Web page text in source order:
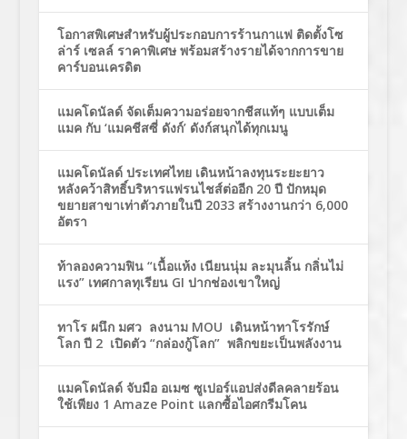
โอกาสพิเศษสำหรับผู้ประกอบการร้านกาแฟ ติดตั้งโซ
ล่าร์ เซลล์ ราคาพิเศษ พร้อมสร้างรายได้จากการขาย
คาร์บอนเครดิต
แมคโดนัลด์ จัดเต็มความอร่อยจากชีสแท้ๆ แบบเต็ม
แมค กับ ‘แมคชีสซี่ ดังก์’ ดังก์สนุกได้ทุกเมนู
แมคโดนัลด์ ประเทศไทย เดินหน้าลงทุนระยะยาว
หลังคว้าสิทธิ์บริหารแฟรนไชส์ต่ออีก 20 ปี ปักหมุด
ขยายสาขาเท่าตัวภายในปี 2033 สร้างงานกว่า 6,000
อัตรา
ท้าลองความฟิน “เนื้อแห้ง เนียนนุ่ม ละมุนลิ้น กลิ่นไม่
แรง” เทศกาลทุเรียน GI ปากช่องเขาใหญ่
ทาโร ผนึก มศว ลงนาม MOU เดินหน้าทาโรรักษ์
โลก ปี 2 เปิดตัว “กล่องกู้โลก” พลิกขยะเป็นพลังงาน
แมคโดนัลด์ จับมือ อเมซ ซูเปอร์แอปส่งดีลคลายร้อน
ใช้เพียง 1 Amaze Point แลกซื้อไอศกรีมโคน